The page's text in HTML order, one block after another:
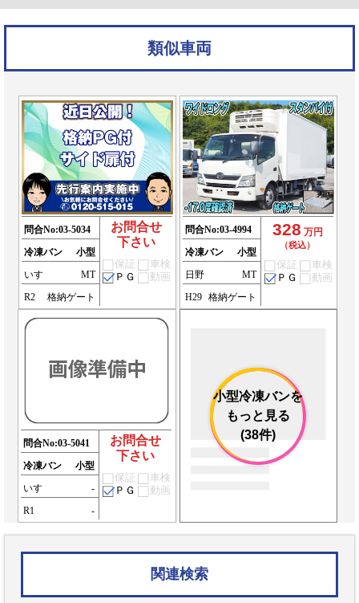
類似車両
問合No:03-5034
冷凍バン
小型
いすゞ
MT
R2
格納ゲート
お問合せ
下さい
保証
車検
ＰＧ
動画
問合No:03-4994
冷凍バン
小型
日野
MT
H29 格納ゲート
328 万円
（税込）
保証
車検
ＰＧ
動画
問合No:03-5041
冷凍バン
小型
いすゞ
-
R1
-
お問合せ
下さい
保証
車検
ＰＧ
動画
小型冷凍バンを
もっと見る
(38件)
関連検索